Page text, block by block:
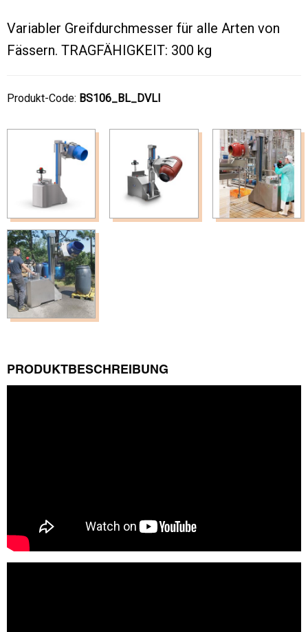
Variabler Greifdurchmesser für alle Arten von
Fässern. TRAGFÄHIGKEIT: 300 kg
Produkt-Code: BS106_BL_DVLI
PRODUKTBESCHREIBUNG